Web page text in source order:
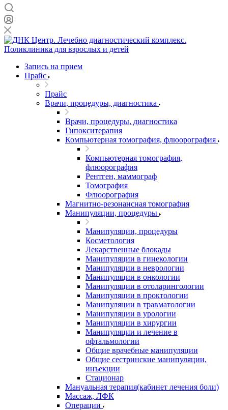
Запись на прием
Прайс
Прайс
Врачи, процедуры, диагностика
Врачи, процедуры, диагностика
Гипокситерапия
Компьютерная томография, флюорография
Компьютерная томография,
флюорография
Рентген, маммограф
Томография
Флюорография
Магнитно-резонансная томография
Манипуляции, процедуры
Манипуляции, процедуры
Косметология
Лекарственные блокады
Манипуляции в гинекологии
Манипуляции в неврологии
Манипуляции в онкологии
Манипуляции в отоларингологии
Манипуляции в проктологии
Манипуляции в травматологии
Манипуляции в урологии
Манипуляции в хирургии
Манипуляции и лечение в
офтальмологии
Общие врачебные манипуляции
Общие сестринские манипуляции,
инъекции
Стационар
Мануальная терапия(кабинет лечения боли)
Массаж, ЛФК
Операции